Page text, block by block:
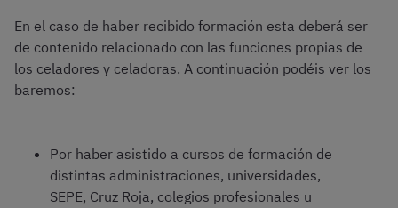
En el caso de haber recibido formación esta deberá ser
de contenido relacionado con las funciones propias de
los celadores y celadoras. A continuación podéis ver los
baremos:
Por haber asistido a cursos de formación de
distintas administraciones, universidades,
SEPE, Cruz Roja, colegios profesionales u